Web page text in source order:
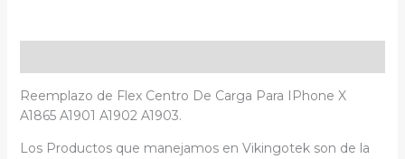
Reemplazo de Flex Centro De Carga Para IPhone X
A1865 A1901 A1902 A1903.
Los Productos que manejamos en Vikingotek son de la